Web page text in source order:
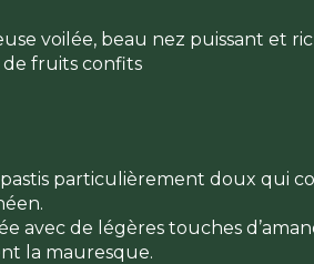
voilée, beau nez puissant et
de fruits confits
particulièrement doux qui
avec de légères touches
la mauresque.